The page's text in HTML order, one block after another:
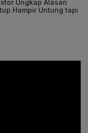
Ungkap Alasan
Hampir Untung tapi